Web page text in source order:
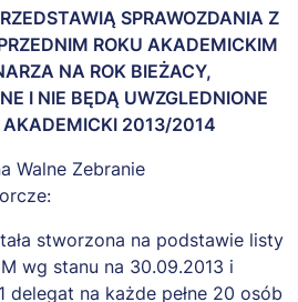
SPRAWOZDANIA Z
ROKU AKADEMICKIM
NA ROK BIEŻACY,
I NIE BĘDĄ UWZGLEDNIONE
AKADEMICKI 2013/2014
Walne Zebranie
stworzona na podstawie listy
wg stanu na 30.09.2013 i
na każde pełne 20 osób